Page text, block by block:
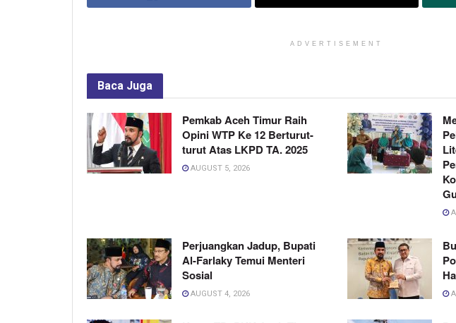
ADVERTISEMENT
Baca Juga
Pemkab Aceh Timur Raih
Opini WTP Ke 12 Berturut-
turut Atas LKPD TA. 2025
AUGUST 5, 2026
Perjuangkan Jadup, Bupati
Al-Farlaky Temui Menteri
Sosial
AUGUST 4, 2026